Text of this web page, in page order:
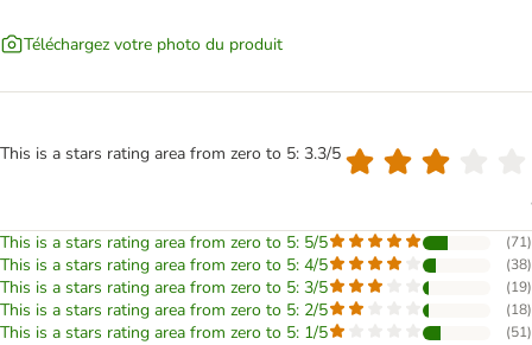
Téléchargez votre photo du produit
This is a stars rating area from zero to 5: 3.3/5
This is a stars rating area from zero to 5: 5/5 (71)
This is a stars rating area from zero to 5: 4/5 (38)
This is a stars rating area from zero to 5: 3/5 (19)
This is a stars rating area from zero to 5: 2/5 (18)
This is a stars rating area from zero to 5: 1/5 (51)